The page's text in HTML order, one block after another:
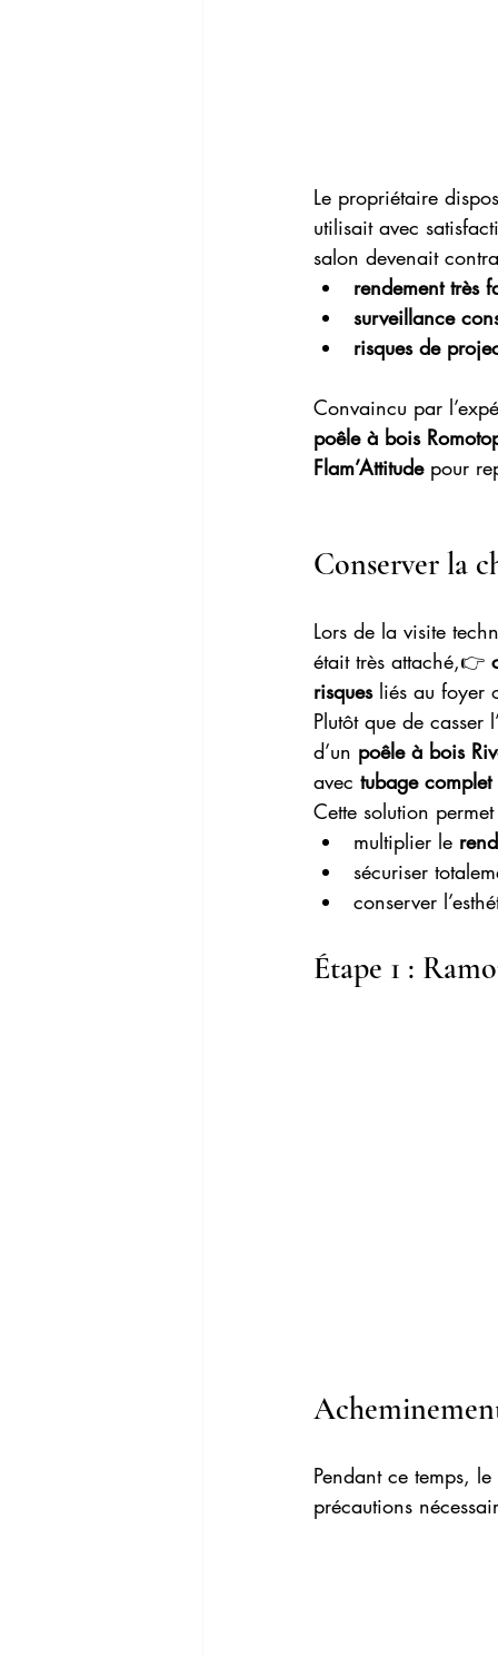
Le propriétaire
utilisait avec
salon devenait
rendement très
surveillance
risques de
Convaincu par
poêle à bois
Flam’Attitude pour
Conserver la
Lors de la visite
était très attaché,👉
risques liés au foyer
Plutôt que de
d’un poêle à bois
avec tubage
Cette solution
multiplier le
sécuriser
conserver
Étape 1 :
Pendant ce temps,
précautions